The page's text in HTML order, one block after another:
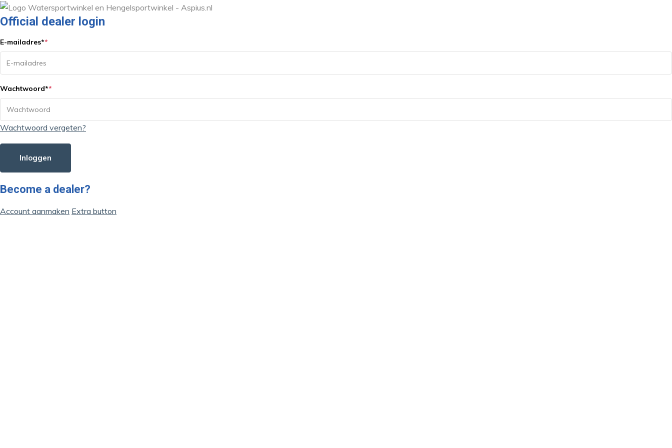
Official dealer login
E-mailadres**
Wachtwoord**
Wachtwoord vergeten?
Inloggen
Become a dealer?
Account aanmaken Extra button